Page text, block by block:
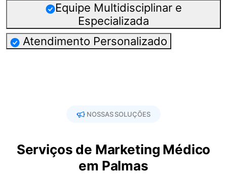
Equipe Multidisciplinar e
Especializada
Atendimento Personalizado
NOSSAS SOLUÇÕES
Serviços de Marketing Médico
em Palmas